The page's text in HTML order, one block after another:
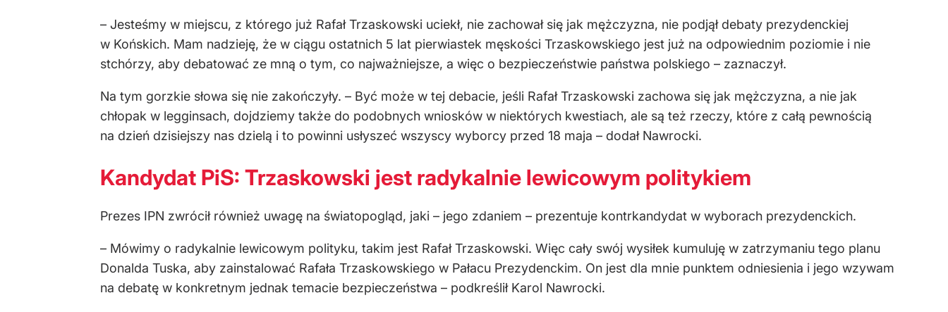
– Jesteśmy w miejscu, z którego już Rafał Trzaskowski uciekł, nie zachował się jak mężczyzna, nie podjął debaty prezydenckiej
w Końskich. Mam nadzieję, że w ciągu ostatnich 5 lat pierwiastek męskości Trzaskowskiego jest już na odpowiednim poziomie i nie
stchórzy, aby debatować ze mną o tym, co najważniejsze, a więc o bezpieczeństwie państwa polskiego – zaznaczył.
Na tym gorzkie słowa się nie zakończyły. – Być może w tej debacie, jeśli Rafał Trzaskowski zachowa się jak mężczyzna, a nie jak
chłopak w legginsach, dojdziemy także do podobnych wniosków w niektórych kwestiach, ale są też rzeczy, które z całą pewnością
na dzień dzisiejszy nas dzielą i to powinni usłyszeć wszyscy wyborcy przed 18 maja – dodał Nawrocki.
Kandydat PiS: Trzaskowski jest radykalnie lewicowym politykiem
Prezes IPN zwrócił również uwagę na światopogląd, jaki – jego zdaniem – prezentuje kontrkandydat w wyborach prezydenckich.
– Mówimy o radykalnie lewicowym polityku, takim jest Rafał Trzaskowski. Więc cały swój wysiłek kumuluję w zatrzymaniu tego planu
Donalda Tuska, aby zainstalować Rafała Trzaskowskiego w Pałacu Prezydenckim. On jest dla mnie punktem odniesienia i jego wzywam
na debatę w konkretnym jednak temacie bezpieczeństwa – podkreślił Karol Nawrocki.